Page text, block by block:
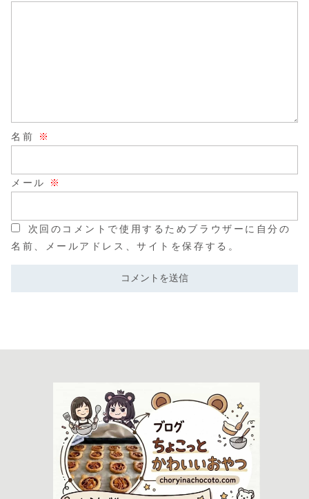
名前 ※
メール ※
次回のコメントで使用するためブラウザーに自分の
名前、メールアドレス、サイトを保存する。